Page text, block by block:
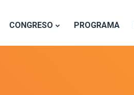
CONGRESO PROGRAMA